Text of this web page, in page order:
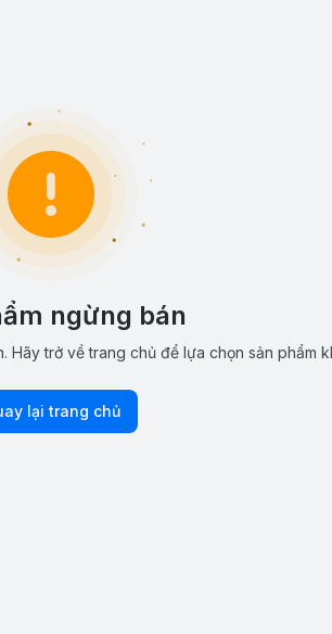
ngừng bán
Hãy trở về trang chủ để lựa chọn sản phẩm
lại trang chủ